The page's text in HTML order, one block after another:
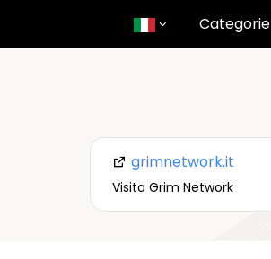
Nederlands
Português
Categorie
grimnetwork.it
Visita Grim Network